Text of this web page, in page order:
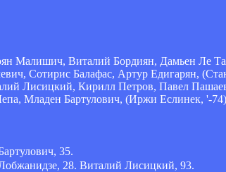
Малишич, Виталий Бордиян, Дамьен Ле
Сотирис Балафас, Артур Едигарян,
Лисицкий, Кирилл Петров, Павел
Младен Бартулович, (Иржи Еслинек, '-
35.
28. Виталий Лисицкий, 93.